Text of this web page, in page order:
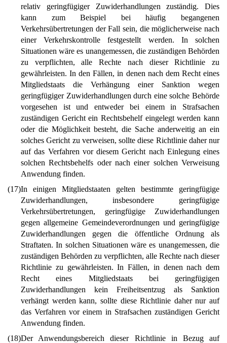
relativ geringfügiger Zuwiderhandlungen zuständig. Dies
kann zum Beispiel bei häufig begangenen
Verkehrsübertretungen der Fall sein, die möglicherweise nach
einer Verkehrskontrolle festgestellt werden. In solchen
Situationen wäre es unangemessen, die zuständigen Behörden
zu verpflichten, alle Rechte nach dieser Richtlinie zu
gewährleisten. In den Fällen, in denen nach dem Recht eines
Mitgliedstaats die Verhängung einer Sanktion wegen
geringfügiger Zuwiderhandlungen durch eine solche Behörde
vorgesehen ist und entweder bei einem in Strafsachen
zuständigen Gericht ein Rechtsbehelf eingelegt werden kann
oder die Möglichkeit besteht, die Sache anderweitig an ein
solches Gericht zu verweisen, sollte diese Richtlinie daher nur
auf das Verfahren vor diesem Gericht nach Einlegung eines
solchen Rechtsbehelfs oder nach einer solchen Verweisung
Anwendung finden.
(17)In einigen Mitgliedstaaten gelten bestimmte geringfügige
Zuwiderhandlungen, insbesondere geringfügige
Verkehrsübertretungen, geringfügige Zuwiderhandlungen
gegen allgemeine Gemeindeverordnungen und geringfügige
Zuwiderhandlungen gegen die öffentliche Ordnung als
Straftaten. In solchen Situationen wäre es unangemessen, die
zuständigen Behörden zu verpflichten, alle Rechte nach dieser
Richtlinie zu gewährleisten. In Fällen, in denen nach dem
Recht eines Mitgliedstaats bei geringfügigen
Zuwiderhandlungen kein Freiheitsentzug als Sanktion
verhängt werden kann, sollte diese Richtlinie daher nur auf
das Verfahren vor einem in Strafsachen zuständigen Gericht
Anwendung finden.
(18)Der Anwendungsbereich dieser Richtlinie in Bezug auf